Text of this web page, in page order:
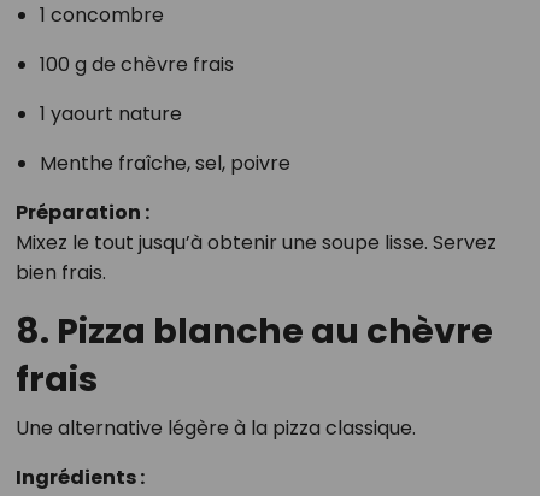
1 concombre
100 g de chèvre frais
1 yaourt nature
Menthe fraîche, sel, poivre
Préparation :
Mixez le tout jusqu’à obtenir une soupe lisse. Servez
bien frais.
8. Pizza blanche au chèvre
frais
Une alternative légère à la pizza classique.
Ingrédients :